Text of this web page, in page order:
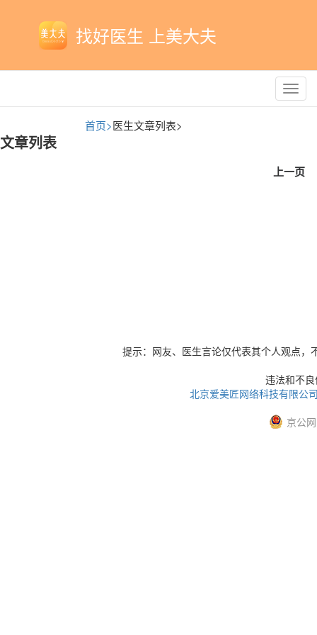
找好医生 上美大夫
首页>医生文章列表>
文章列表
上一页
提示：网友、医生言论仅代表其个人观点
违法和不
北京爱美匠网络科技有限公
京公